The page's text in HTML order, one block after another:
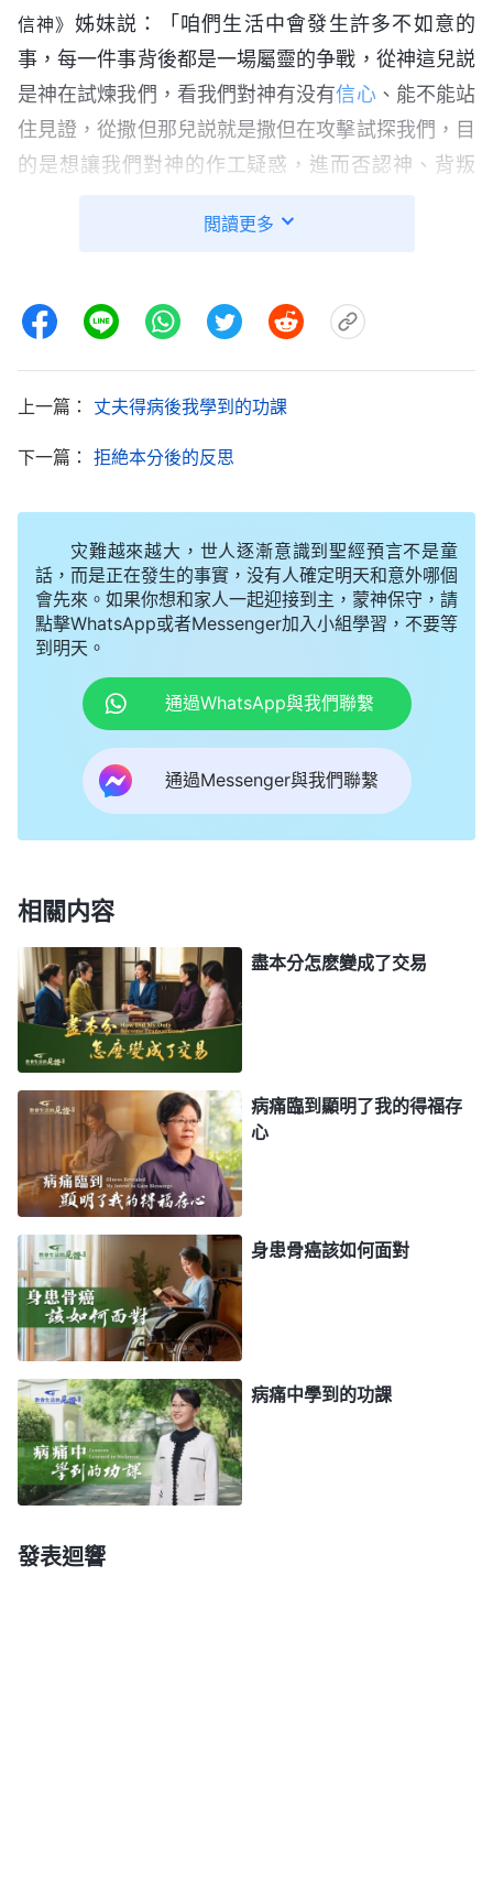
信神》 姊妹説：「咱們生活中會發生許多不如意的
事，每一件事背後都是一場屬靈的争戰，從神這兒説
是神在試煉我們，看我們對神有没有信心、能不能站
住見證，從撒但那兒説就是撒但在攻擊試探我們，目
的是想讓我們對神的作工疑惑，進而否認神、背叛
己也渾身長滿毒瘡，其實背後是撒但跟神在打賭，就
們，撒但不甘心，就利用孩子生病來攻擊攪擾我們，
讓我們對神産生疑惑，甚至否認神、離開神。我們得
多禱告依靠神，識破撒但的詭計。」聽了姊妹的交
通，反省自己的表現流露，看到我對神没有一點兒真
實的信心與順服，對撒但的詭計也没有分辨，只是憑
趕鬼、賜給人恩典祝福，那全能神既然是主耶穌的再
來肯定也能顯神迹奇事、給人醫病趕鬼，我就一個勁
兒地禱告神求神醫治我的孩子，認為神一定會看在我
熱心追求的份上讓孩子的病很快好起來。當事實和我
想的正好相反，孩子的病不但没好反而越來越嚴重
了，我就對神産生了疑惑，禱告、聚會、盡本分的勁
也没了。我流露了這麽多敗壞還没有一點兒意識，還
以為自己的想法挺正確，看到我信神信得好糊塗呀！
認識到自己的缺少，我就有意識地多吃喝神的話、參
加聚會，也禱告神求神帶領我在孩子的病上能學到功
一天靈修時我看到幾段神的話，對神的作工有了
些認識。全能神説：「在人的觀念裏，神總得顯神迹
奇事，總得醫病趕鬼，總得像耶穌一樣，在這次神絶
不那麽作。若是神在末世還顯神迹奇事、趕鬼醫病，
跟耶穌作的一模一樣，那神的工作就重複了，耶穌的
工作就没有意義、没有價值了。所以，神一個時代作
一步工作，神每作一步工作之後，邪靈緊接着模仿，
撒但尾隨神之後神又變一種方式。神作完一步工作，
邪靈會模仿，這點你們該清楚。為什麽今天神作的工
作跟耶穌的作工不一樣？為什麽今天神不行神迹奇
事、不趕鬼、不醫病？如果耶穌作的工跟律法時代一
樣，能不能代表恩典時代的神？能不能完成釘十字架
的工作？耶穌如果像律法時代那樣進聖殿、守安息
日，誰也不逼迫他了，都擁護他了，那他能釘十字架
嗎？能完成救贖的工作嗎？如果在末世神
還像耶穌那樣顯神迹奇事，那有什麽意義呢？只有藉
着在末世作另一部分工作，代表他經營計劃當中的一
成。」《話・卷一 神的顯現與作工・對神現時作工的認
閲讀更多
上一篇： 丈夫得病後我學到的功課
下一篇： 拒絶本分後的反思
灾難越來越大，世人逐漸意識到聖經預言不是童
話，而是正在發生的事實，没有人確定明天和意外哪個
會先來。如果你想和家人一起迎接到主，蒙神保守，請
點擊WhatsApp或者Messenger加入小組學習，不要等
到明天。
通過WhatsApp與我們聯繫
通過Messenger與我們聯繫
相關内容
盡本分怎麽變成了交易
病痛臨到顯明了我的得福存
心
身患骨癌該如何面對
病痛中學到的功課
發表迴響